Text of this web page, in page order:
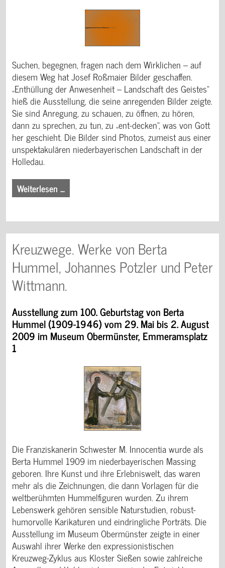
Suchen, begegnen, fragen nach dem Wirklichen – auf
diesem Weg hat Josef Roßmaier Bilder geschaffen.
„Enthüllung der Anwesenheit – Landschaft des Geistes“
hieß die Ausstellung, die seine anregenden Bilder zeigte.
Sie sind Anregung, zu schauen, zu öffnen, zu hören,
dann zu sprechen, zu tun, zu „ent-decken“, was von Gott
her geschieht. Die Bilder sind Photos, zumeist aus einer
unspektakulären niederbayerischen Landschaft in der
Holledau.
Weiterlesen …
Kreuzwege. Werke von Berta
Hummel, Johannes Potzler und Peter
Wittmann.
Ausstellung zum 100. Geburtstag von Berta
Hummel (1909-1946) vom 29. Mai bis 2. August
2009 im Museum Obermünster, Emmeramsplatz
1
Die Franziskanerin Schwester M. Innocentia wurde als
Berta Hummel 1909 im niederbayerischen Massing
geboren. Ihre Kunst und ihre Erlebniswelt, das waren
mehr als die Zeichnungen, die dann Vorlagen für die
weltberühmten Hummelfiguren wurden. Zu ihrem
Lebenswerk gehören sensible Naturstudien, robust-
humorvolle Karikaturen und eindringliche Porträts. Die
Ausstellung im Museum Obermünster zeigte in einer
Auswahl ihrer Werke den expressionistischen
Kreuzweg-Zyklus aus Kloster Sießen sowie zahlreiche